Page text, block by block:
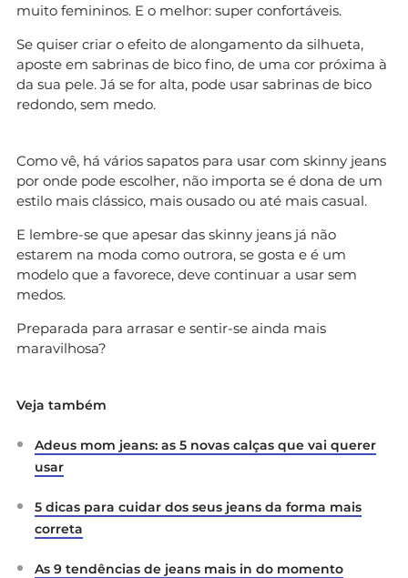
muito femininos. E o melhor: super confortáveis.
Se quiser criar o efeito de alongamento da silhueta,
aposte em sabrinas de bico fino, de uma cor próxima à
da sua pele. Já se for alta, pode usar sabrinas de bico
redondo, sem medo.
Como vê, há vários sapatos para usar com skinny jeans
por onde pode escolher, não importa se é dona de um
estilo mais clássico, mais ousado ou até mais casual.
E lembre-se que apesar das skinny jeans já não
estarem na moda como outrora, se gosta e é um
modelo que a favorece, deve continuar a usar sem
medos.
Preparada para arrasar e sentir-se ainda mais
maravilhosa?
Veja também
Adeus mom jeans: as 5 novas calças que vai querer
usar
5 dicas para cuidar dos seus jeans da forma mais
correta
As 9 tendências de jeans mais in do momento